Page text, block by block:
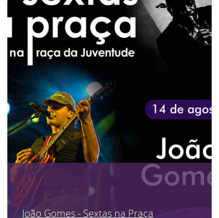
João Gomes - Sextas na Praça